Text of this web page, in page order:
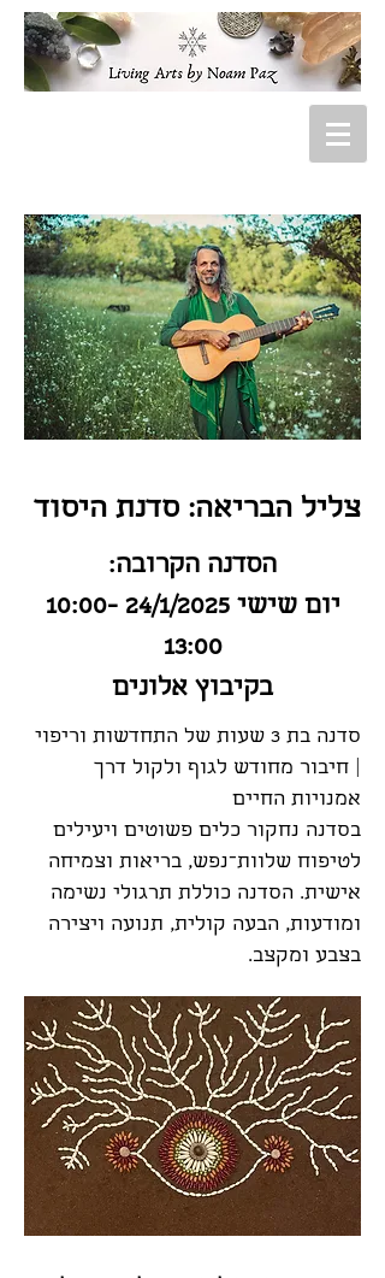
צליל הבריאה: סדנת היסוד
הסדנה הקרובה:
יום שישי 24/1/2025 10:00-
13:00
בקיבוץ אלונים
סדנה בת 3 שעות של התחדשות וריפוי
| חיבור מחודש לגוף ולקול דרך
אמנויות החיים
בסדנה נחקור כלים פשוטים ויעילים
לטיפוח שלוות־נפש, בריאות וצמיחה
אישית. הסדנה כוללת תרגולי נשימה
ומודעות, הבעה קולית, תנועה ויצירה
בצבע ומקצב.